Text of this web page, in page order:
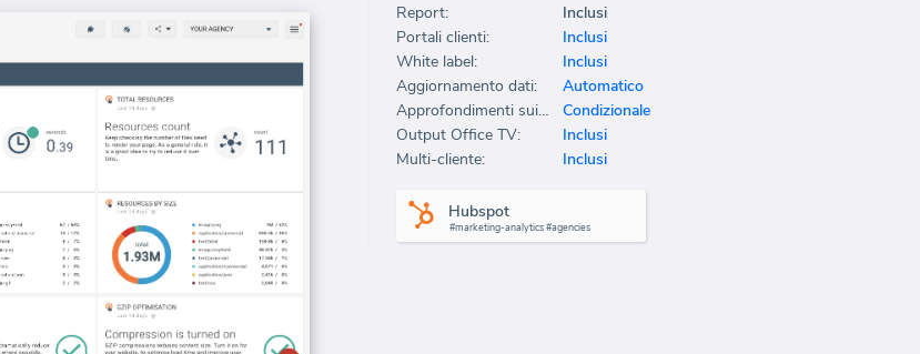
Report:
Inclusi
Portali clienti:
Inclusi
White label:
Inclusi
Aggiornamento dati:
Automatico
Approfondimenti sui dati:
Condizionale
Output Office TV:
Inclusi
Multi-cliente:
Inclusi
Hubspot
#marketing-analytics #agencies